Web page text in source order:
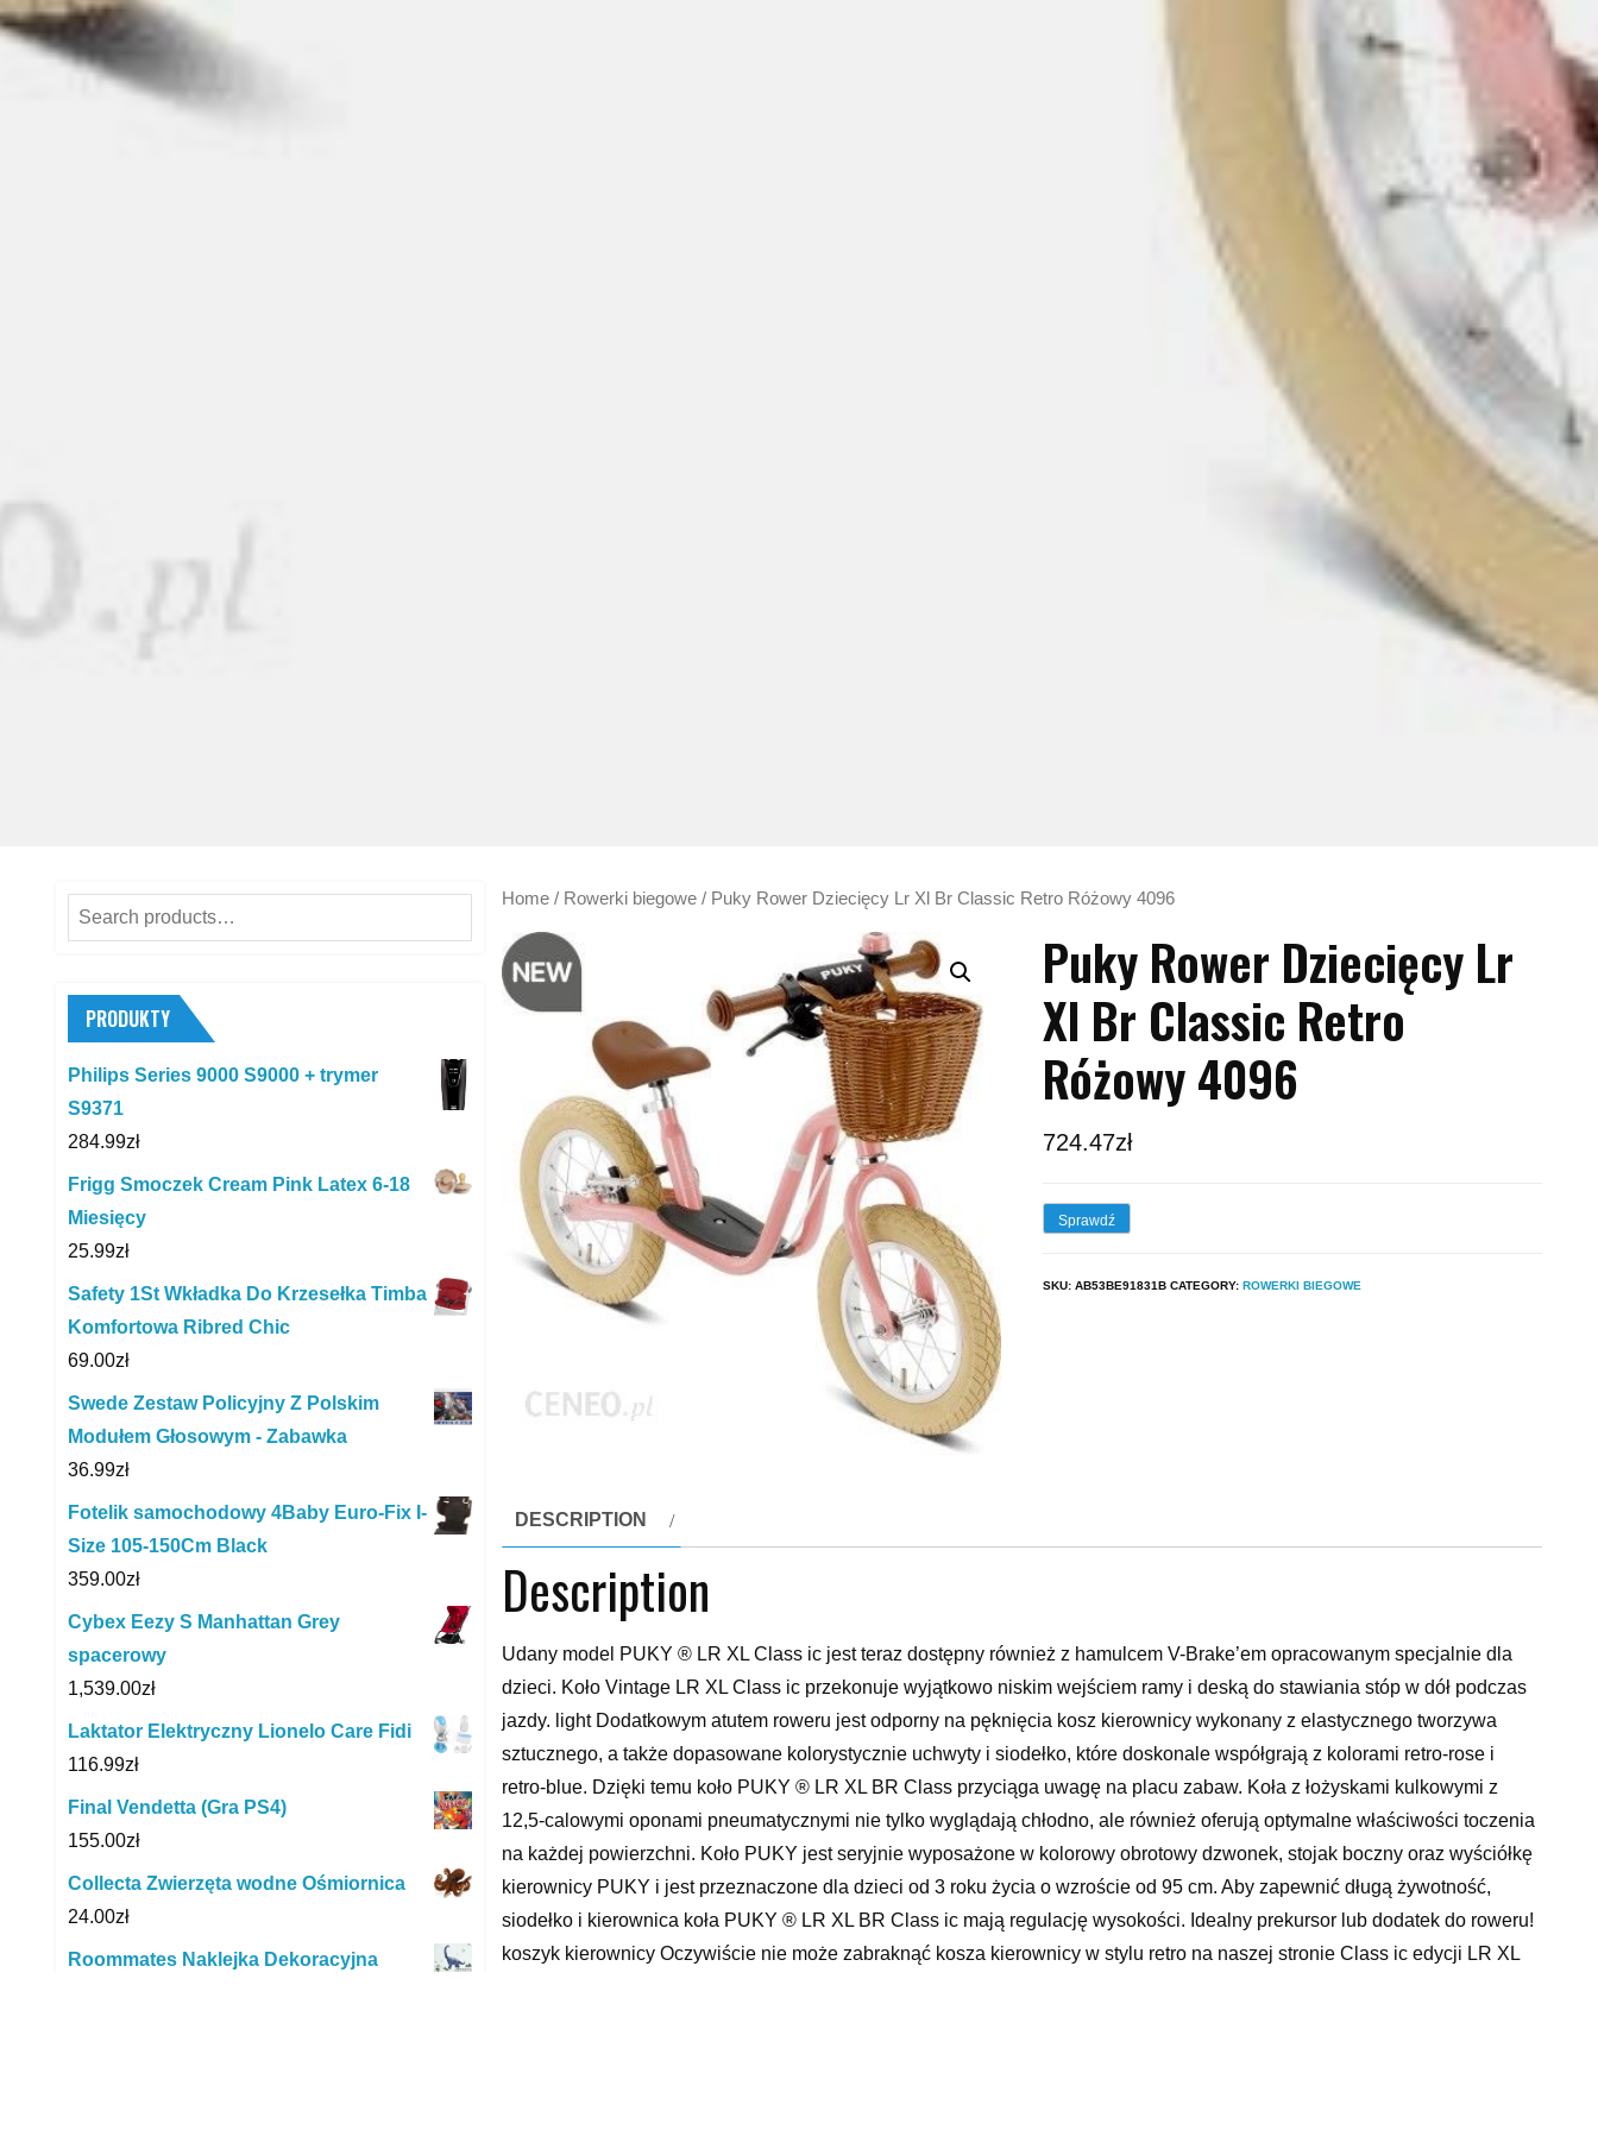
Home / Rowerki biegowe / Puky Rower Dziecięcy Lr Xl Br Classic Retro Różowy 4096
Puky Rower Dziecięcy Lr
Xl Br Classic Retro
Różowy 4096
724.47zł
Sprawdź
SKU: AB53BE91831B CATEGORY: ROWERKI BIEGOWE
DESCRIPTION
Description
Udany model PUKY ® LR XL Class ic jest teraz dostępny również z hamulcem V-Brake’em opracowanym specjalnie dla
dzieci. Koło Vintage LR XL Class ic przekonuje wyjątkowo niskim wejściem ramy i deską do stawiania stóp w dół podczas
jazdy. light Dodatkowym atutem roweru jest odporny na pęknięcia kosz kierownicy wykonany z elastycznego tworzywa
sztucznego, a także dopasowane kolorystycznie uchwyty i siodełko, które doskonale współgrają z kolorami retro-rose i
retro-blue. Dzięki temu koło PUKY ® LR XL BR Class przyciąga uwagę na placu zabaw. Koła z łożyskami kulkowymi z
12,5-calowymi oponami pneumatycznymi nie tylko wyglądają chłodno, ale również oferują optymalne właściwości toczenia
na każdej powierzchni. Koło PUKY jest seryjnie wyposażone w kolorowy obrotowy dzwonek, stojak boczny oraz wyściółkę
kierownicy PUKY i jest przeznaczone dla dzieci od 3 roku życia o wzroście od 95 cm. Aby zapewnić długą żywotność,
siodełko i kierownica koła PUKY ® LR XL BR Class ic mają regulację wysokości. Idealny prekursor lub dodatek do roweru!
koszyk kierownicy Oczywiście nie może zabraknąć kosza kierownicy w stylu retro na naszej stronie Class ic edycji LR XL
Search
for:
PRODUKTY
Philips Series 9000 S9000 + trymer
S9371
284.99zł
Frigg Smoczek Cream Pink Latex 6-18
Miesięcy
25.99zł
Safety 1St Wkładka Do Krzesełka Timba
Komfortowa Ribred Chic
69.00zł
Swede Zestaw Policyjny Z Polskim
Modułem Głosowym - Zabawka
36.99zł
Fotelik samochodowy 4Baby Euro-Fix I-
Size 105-150Cm Black
359.00zł
Cybex Eezy S Manhattan Grey
spacerowy
1,539.00zł
Laktator Elektryczny Lionelo Care Fidi
116.99zł
Final Vendetta (Gra PS4)
155.00zł
Collecta Zwierzęta wodne Ośmiornica
24.00zł
Roommates Naklejka Dekoracyjna